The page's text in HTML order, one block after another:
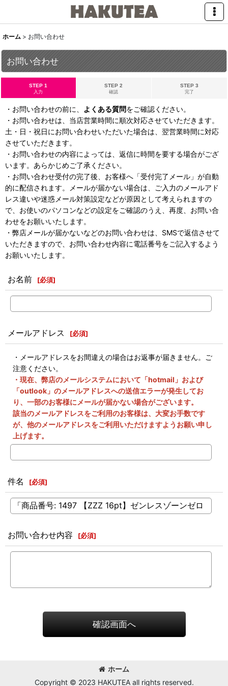
ホーム > お問い合わせ
お問い合わせ
STEP 1
入力
STEP 2
確認
STEP 3
完了
・お問い合わせの前に、 よくある質問をご確認ください。
・お問い合わせは、当店営業時間に順次対応させていただきます。
土・日・祝日にお問い合わせいただいた場合は、翌営業時間に対応
させていただきます。
・お問い合わせの内容によっては、返信に時間を要する場合がござ
います。あらかじめご了承ください。
・お問い合わせ受付の完了後、お客様へ「受付完了メール」が自動
的に配信されます。メールが届かない場合は、ご入力のメールアド
レス違いや迷惑メール対策設定などが原因として考えられますの
で、お使いのパソコンなどの設定をご確認のうえ、再度、お問い合
わせをお願いいたします。
・弊店メールが届かないなどのお問い合わせは、SMSで返信させて
いただきますので、お問い合わせ内容に電話番号をご記入するよう
お願いいたします。
お名前 [必須]
メールアドレス [必須]
・メールアドレスをお間違えの場合はお返事が届きません。ご
注意ください。
・現在、弊店のメールシステムにおいて「hotmail」および
「outlook」のメールアドレスへの送信エラーが発生してお
り、一部のお客様にメールが届かない場合がございます。
該当のメールアドレスをご利用のお客様は、大変お手数です
が、他のメールアドレスをご利用いただけますようお願い申し
上げます。
件名 [必須]
お問い合わせ内容 [必須]
確認画面へ
ホーム
Copyright © 2023 HAKUTEA all rights reserved.